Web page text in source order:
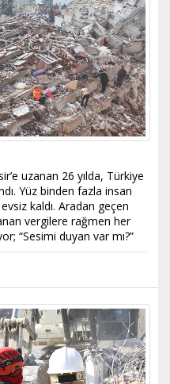
uzanan 26 yılda, Türkiye
Yüz binden fazla insan
kaldı. Aradan geçen
vergilere rağmen her
“Sesimi duyan var mı?”